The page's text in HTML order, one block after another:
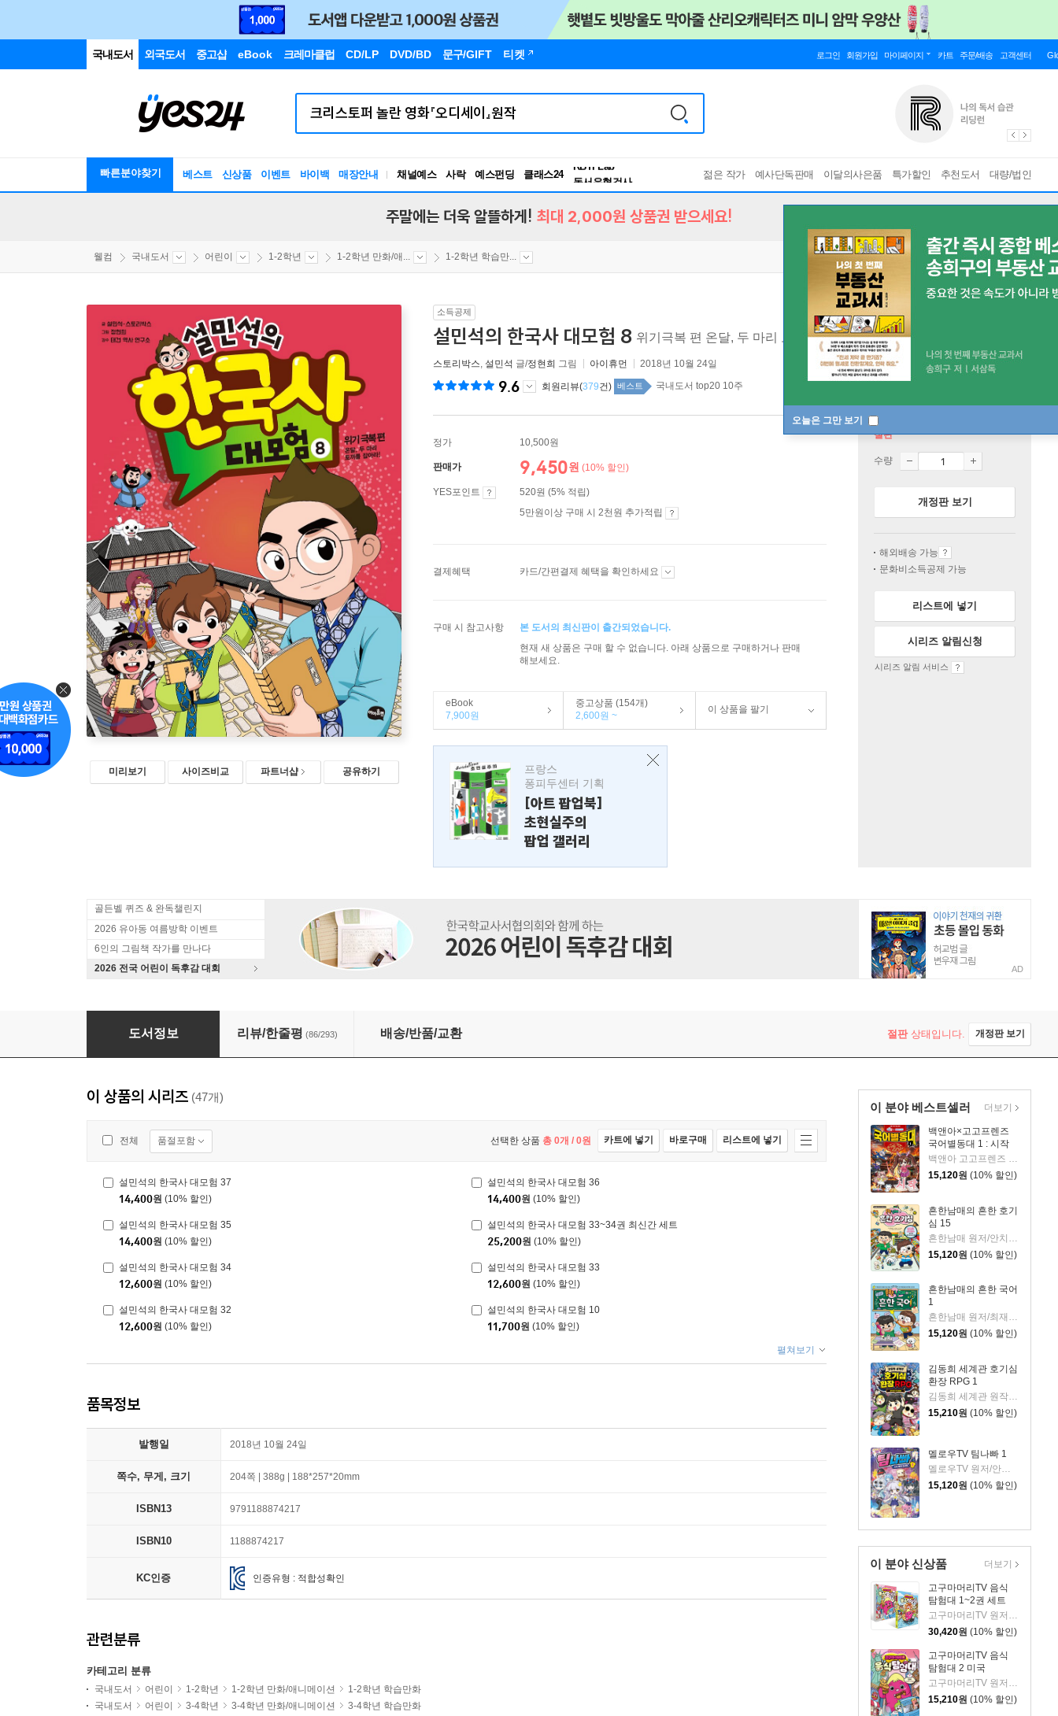
국내도서 외국도서 중고샵 eBook 크레마클럽 CD/LP DVD/BD 문구/GIFT 티켓 로그인 회원가입 마이페이지 카트 주문/배송 고객센터
빠른분야찾기 베스트 신상품 이벤트 바이백 매장안내 채널예스 사락 예스펀딩 클래스24
독서유형검사
젊은 작가 예사단독판매 이달의사은품 특가할인 추천도서 대량/법인
오늘은 그만 보기
주말에는 더욱 알뜰하게! 최대 2,000원 상품권 받으세요!
웰컴 국내도서 어린이 1-2학년 1-2학년 만화/애... 1-2학년 학습만...
미리보기 사이즈비교 파트너샵 공유하기
소득공제
설민석의 한국사 대모험 8 위기극복 편 온달, 두 마리 토끼를 잡아라![ 설민석 작가 친필사인 인쇄본 ]
스토리박스, 설민석 글/정현희 그림 아이휴먼 2018년 10월 24일
9.6 회원리뷰(379건) 베스트 국내도서 top20 10주
정가 10,500원
판매가 9,450원 (10% 할인)
YES포인트
520원 (5% 적립)
5만원이상 구매 시 2천원 추가적립
결제혜택 카드/간편결제 혜택을 확인하세요
구매 시 참고사항
본 도서의 최신판이 출간되었습니다.
현재 새 상품은 구매 할 수 없습니다. 아래 상품으로 구매하거나 판매
해보세요.
eBook
7,900원
중고상품 (154개)
2,600원 ~
이 상품을 팔기
프랑스
퐁피두센터 기획
[아트 팝업북]
초현실주의
팝업 갤러리
절판
수량
개정판 보기
해외배송 가능
문화비소득공제 가능
리스트에 넣기
시리즈 알림신청
시리즈 알림 서비스
골든벨 퀴즈 & 완독챌린지
2026 유아동 여름방학 이벤트
6인의 그림책 작가를 만나다
2026 전국 어린이 독후감 대회
AD
설민석의 한국사 대모험 8
도서정보 리뷰/한줄평 (86/293) 배송/반품/교환 절판상태입니다. 개정판 보기
이 분야 베스트셀러
백앤아×고고프렌즈
국어별동대 1 : 시작
백앤아 고고프렌즈 원저/한바리 글/정수영 그림/김선 감수
15,120원 (10% 할인)
흔한남매의 흔한 호기
심 15
흔한남매 원저/안치현 글/유난희 그림/이정모,흔한컴퍼니 감수
15,120원 (10% 할인)
흔한남매의 흔한 국어
1
흔한남매 원저/최재연 글/도니패밀리 그림
15,120원 (10% 할인)
김동희 세계관 호기심
환장 RPG 1
김동희 세계관 원작/박종은 글/이정태 그림
15,210원 (10% 할인)
멜로우TV 팀나빠 1
멜로우TV 원저/안경순 저/쓰리포 그림
15,120원 (10% 할인)
더보기
이 분야 신상품
고구마머리TV 음식
탐험대 1~2권 세트
고구마머리TV 원저/서후 글/김기수 그림
30,420원 (10% 할인)
고구마머리TV 음식
탐험대 2 미국
고구마머리TV 원저/서후 글/김기수 그림
15,210원 (10% 할인)
더보기
이 상품의 시리즈 (47개)
전체 품절포함 선택한 상품 총 0개 / 0원 카트에 넣기 바로구매 리스트에 넣기
설민석의 한국사 대모험 37
14,400원 (10% 할인)
설민석의 한국사 대모험 36
14,400원 (10% 할인)
설민석의 한국사 대모험 35
14,400원 (10% 할인)
설민석의 한국사 대모험 33~34권 최신간 세트
25,200원 (10% 할인)
설민석의 한국사 대모험 34
12,600원 (10% 할인)
설민석의 한국사 대모험 33
12,600원 (10% 할인)
설민석의 한국사 대모험 32
12,600원 (10% 할인)
설민석의 한국사 대모험 10
11,700원 (10% 할인)
펼쳐보기
품목정보
발행일 2018년 10월 24일
쪽수, 무게, 크기 204쪽 | 388g | 188*257*20mm
ISBN13 9791188874217
ISBN10 1188874217
KC인증 인증유형 : 적합성확인
관련분류
카테고리 분류
국내도서 어린이 1-2학년 1-2학년 만화/애니메이션
1-2학년 학습만화
국내도서
어린이 3-4학년 3-4학년 만화/애니메이션
3-4학년 학습만화